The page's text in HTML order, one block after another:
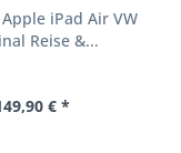
iPad Air VW
Reise &...
€ *